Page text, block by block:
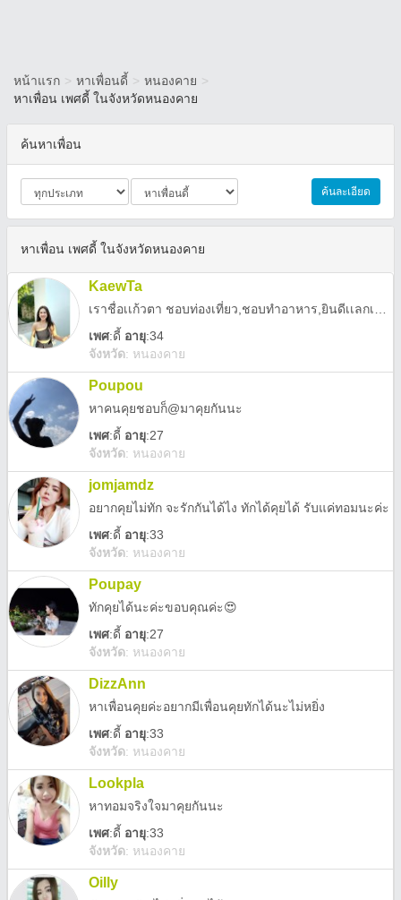
หน้าแรก > หาเพื่อนดี้ > หนองคาย >
หาเพื่อน เพศดี้ ในจังหวัดหนองคาย
ค้นหาเพื่อน
ค้นละเอียด
หาเพื่อน เพศดี้ ในจังหวัดหนองคาย
KaewTa
เพศ:ดี้ อายุ:34
จังหวัด: หนองคาย
Poupou
หาคนคุยชอบก็@มาคุยกันนะ
เพศ:ดี้ อายุ:27
จังหวัด: หนองคาย
jomjamdz
อยากคุยไม่ทัก จะรักกันได้ไง ทักได้คุยได้ รับแค่ทอมนะค่ะ
เพศ:ดี้ อายุ:33
จังหวัด: หนองคาย
Poupay
ทักคุยได้นะค่ะขอบคุณค่ะ😍
เพศ:ดี้ อายุ:27
จังหวัด: หนองคาย
DizzAnn
หาเพื่อนคุยค่ะอยากมีเพื่อนคุยทักได้นะไม่หยิ่ง
เพศ:ดี้ อายุ:33
จังหวัด: หนองคาย
Lookpla
หาทอมจริงใจมาคุยกันนะ
เพศ:ดี้ อายุ:33
จังหวัด: หนองคาย
Oilly